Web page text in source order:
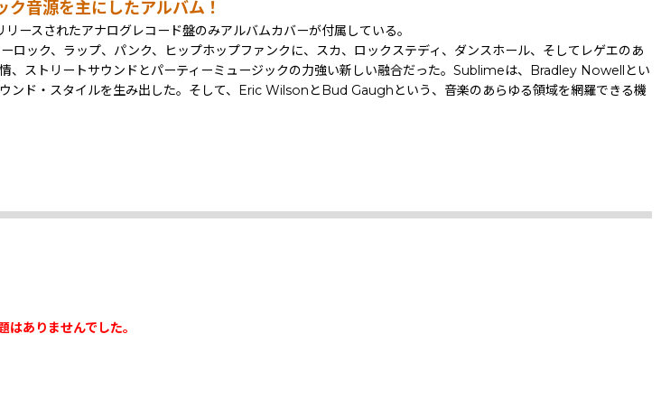
音源を主にしたアルバム！
ースされたアナログレコード盤のみアルバムカバーが付属している。
ック、ラップ、パンク、ヒップホップファンクに、スカ、ロックステディ、ダンスホール、そしてレゲエのあ
、ストリートサウンドとパーティーミュージックの力強い新しい融合だった。Sublimeは、Bradley Nowellとい
ンド・スタイルを生み出した。そして、Eric WilsonとBud Gaughという、音楽のあらゆる領域を網羅できる機
ありませんでした。